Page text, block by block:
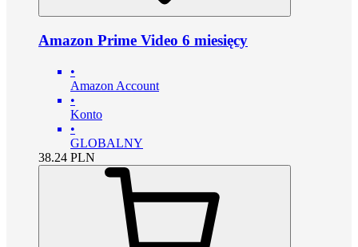
Amazon Prime Video 6 miesięcy
•
Amazon Account
•
Konto
•
GLOBALNY
38.24 PLN